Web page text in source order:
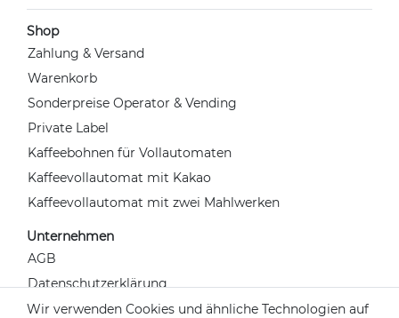
Shop
Zahlung & Versand
Warenkorb
Sonderpreise Operator & Vending
Private Label
Kaffeebohnen für Vollautomaten
Kaffeevollautomat mit Kakao
Kaffeevollautomat mit zwei Mahlwerken
Unternehmen
AGB
Datenschutzerklärung
Widerrufsrecht
Wir verwenden Cookies und ähnliche Technologien auf